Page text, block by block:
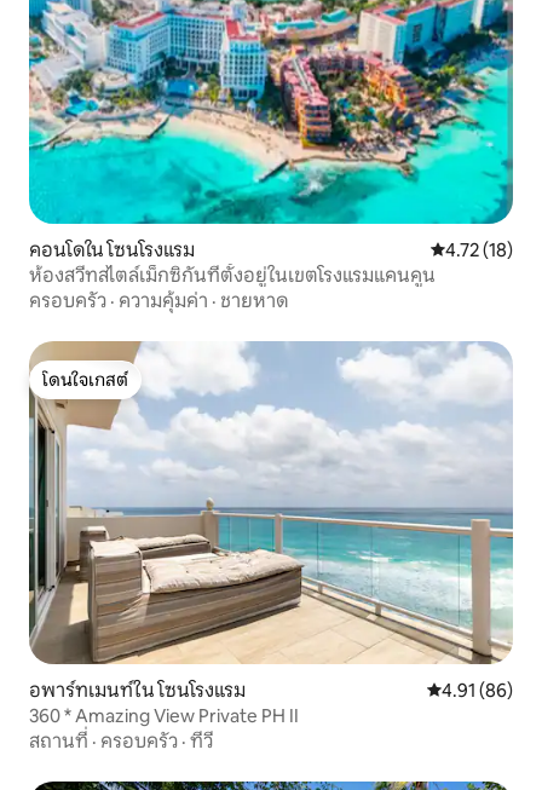
คอนโดใน โซนโรงแรม คะแนนเฉลี่ย
4.72 (18)
ห้องสวีทสไตล์เม็กซิกันที่ตั้งอยู่ในเขตโรงแรมแคนคูน
ครอบครัว · ความคุ้มค่า · ชายหาด
โดนใจเกสต์
โดนใจเกสต์
อพาร์ทเมนท์ใน โซนโรงแรม คะแนนเฉลี่ย
4.91 (86)
360 * Amazing View Private PH II
สถานที่ · ครอบครัว · ทีวี